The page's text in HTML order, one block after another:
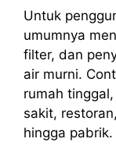
Untuk
umumnya
filter, dan
air murni.
rumah
sakit,
hingga pabrik.